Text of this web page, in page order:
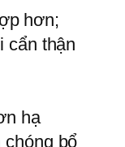
hơn;
cẩn thận
hạ
bổ